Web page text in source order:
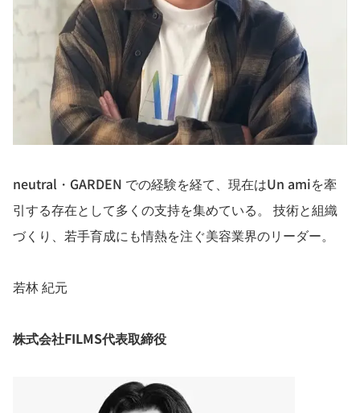
neutral・GARDEN での経験を経て、現在はUn amiを牽
引する存在として多くの支持を集めている。 技術と組織
づくり、若手育成にも情熱を注ぐ美容業界のリーダー。
若林 紀元
株式会社FILMS代表取締役